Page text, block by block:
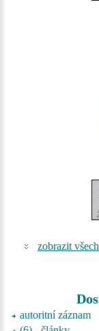
zobrazit
autoritní záznam